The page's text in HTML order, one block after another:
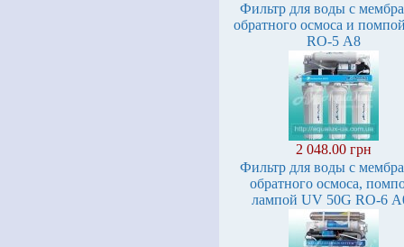
Фильтр для воды с
обратного осмоса и
RO-5 А8
2 048.00 грн
Фильтр для воды с
обратного осмоса,
лампой UV 50G RO-6